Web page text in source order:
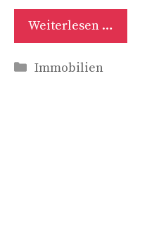
Weiterlesen …
Kategorien
Immobilien